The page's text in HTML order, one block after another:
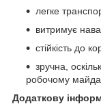
легке
витримує
стійкість до
зручна,
робочому
Додаткову